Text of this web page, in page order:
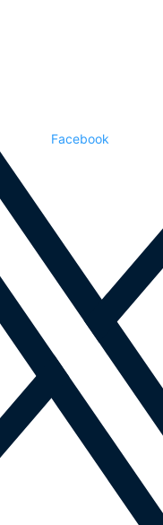
Facebook